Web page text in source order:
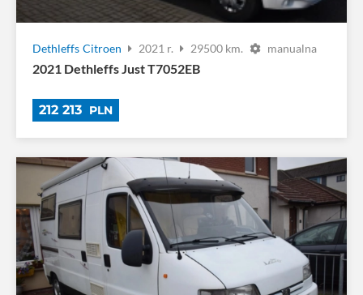
Dethleffs Citroen 2021 r. 29500 km. manualna
2021 Dethleffs Just T7052EB
212 213 PLN